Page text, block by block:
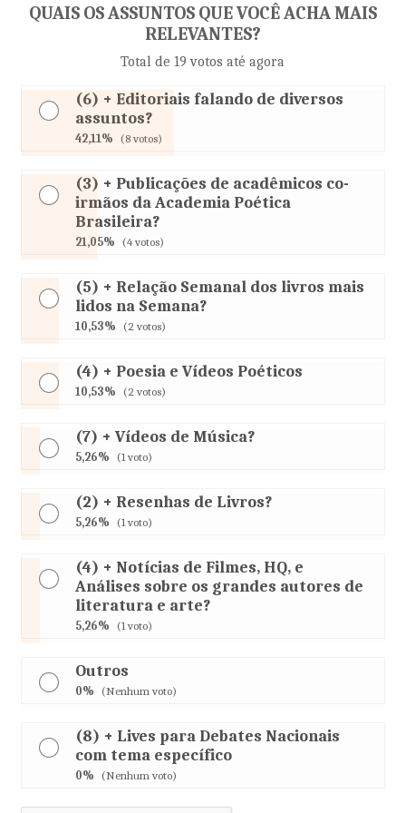
QUAIS OS ASSUNTOS QUE VOCÊ ACHA MAIS
RELEVANTES?
Total de 19 votos até agora
(6) + Editoriais falando de diversos
assuntos?
42,11% (8 votos)
(3) + Publicações de acadêmicos co-
irmãos da Academia Poética
Brasileira?
21,05% (4 votos)
(5) + Relação Semanal dos livros mais
lidos na Semana?
10,53% (2 votos)
(4) + Poesia e Vídeos Poéticos
10,53% (2 votos)
(7) + Vídeos de Música?
5,26% (1 voto)
(2) + Resenhas de Livros?
5,26% (1 voto)
(4) + Notícias de Filmes, HQ, e
Análises sobre os grandes autores de
literatura e arte?
5,26% (1 voto)
Outros
0% (Nenhum voto)
(8) + Lives para Debates Nacionais
com tema específico
0% (Nenhum voto)